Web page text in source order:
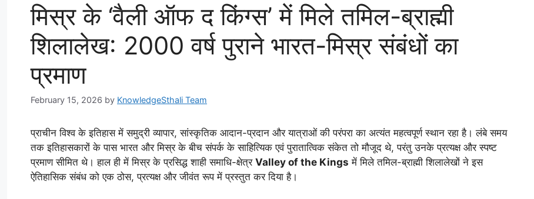
मिस्र के ‘वैली ऑफ द किंग्स’ में मिले तमिल-ब्राह्मी
शिलालेख: 2000 वर्ष पुराने भारत-मिस्र संबंधों का
प्रमाण
February 15, 2026 by KnowledgeSthali Team
प्राचीन विश्व के इतिहास में समुद्री व्यापार, सांस्कृतिक आदान-प्रदान और यात्राओं की परंपरा का अत्यंत महत्वपूर्ण स्थान रहा है। लंबे समय
तक इतिहासकारों के पास भारत और मिस्र के बीच संपर्क के साहित्यिक एवं पुरातात्विक संकेत तो मौजूद थे, परंतु उनके प्रत्यक्ष और स्पष्ट
प्रमाण सीमित थे। हाल ही में मिस्र के प्रसिद्ध शाही समाधि-क्षेत्र Valley of the Kings में मिले तमिल-ब्राह्मी शिलालेखों ने इस
ऐतिहासिक संबंध को एक ठोस, प्रत्यक्ष और जीवंत रूप में प्रस्तुत कर दिया है।